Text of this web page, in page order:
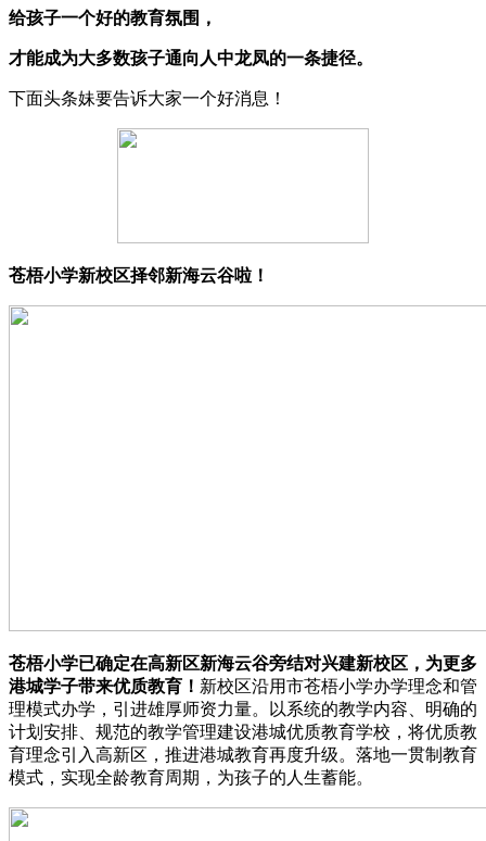
给孩子一个好的教育氛围，
才能成为大多数孩子通向人中龙凤的一条捷径。
下面头条妹要告诉大家一个好消息！
苍梧小学新校区择邻新海云谷啦！
苍梧小学已确定在高新区新海云谷旁结对兴建新校区，为更多
港城学子带来优质教育！ 新校区沿用市苍梧小学办学理念和管
理模式办学，引进雄厚师资力量。以系统的教学内容、明确的
计划安排、规范的教学管理建设港城优质教育学校，将优质教
育理念引入高新区，推进港城教育再度升级。落地一贯制教育
模式，实现全龄教育周期，为孩子的人生蓄能。